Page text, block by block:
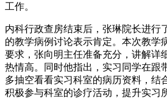
工作。
内科行政查房结束后，张琳院长进行
的教学病例讨论表示肯定。本次教学
要求，张向明主任准备充分，讲解详
热情高。同时他指出，实习同学在跟
多抽空看看实习科室的病历资料，结
积极参与科室的诊疗活动，提升实习